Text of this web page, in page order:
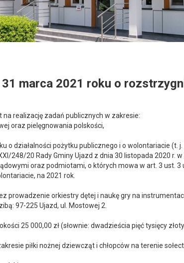
31 marca 2021 roku o
realizację zadań publicznych w zakresie:
oraz pielęgnowania polskości,
działalności pożytku publicznego i o wolontariacie (t. j.
248/20 Rady Gminy Ujazd z dnia 30 listopada 2020 r.
oraz podmiotami, o których mowa w art. 3 ust. 3
na 2021 rok.
prowadzenie orkiestry dętej i naukę gry na
97-225 Ujazd, ul. Mostowej 2.
25 000,00 zł (słownie: dwadzieścia pięć tysięcy
piłki nożnej dziewcząt i chłopców na terenie